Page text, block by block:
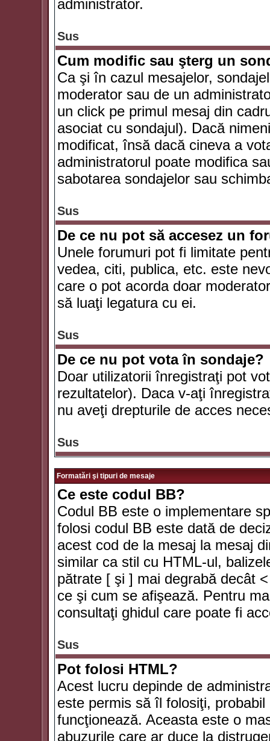
administrator.
Sus
Cum modific sau şterg un
Ca şi în cazul mesajelor,
moderator sau de un
un click pe primul mesaj din
asociat cu sondajul). Dacă
modificat, însă dacă cineva a
administratorul poate modifica
sabotarea sondajelor sau
Sus
De ce nu pot să accesez un
Unele forumuri pot fi limitate
vedea, citi, publica, etc. este
care o pot acorda doar
să luaţi legatura cu ei.
Sus
De ce nu pot vota în sondaje?
Doar utilizatorii înregistraţi pot
rezultatelor). Daca v-aţi
nu aveţi drepturile de acces
Sus
Formatări şi tipuri de mesaje
Ce este codul BB?
Codul BB este o implementare
folosi codul BB este dată de
acest cod de la mesaj la mesaj
similar ca stil cu HTML-ul,
pătrate [ şi ] mai degrabă decât
ce şi cum se afişează. Pentru
consultaţi ghidul care poate fi
Sus
Pot folosi HTML?
Acest lucru depinde de
este permis să îl folosiţi,
funcţionează. Aceasta este o
abuzurile care ar duce la